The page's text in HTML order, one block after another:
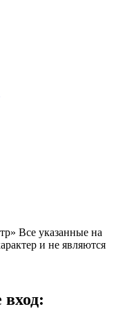
Все указанные на
и не являются